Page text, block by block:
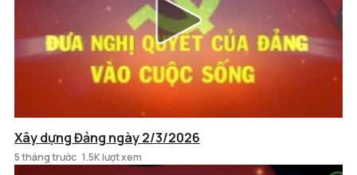
Xây dựng Đảng ngày 2/3/2026
5 tháng trước 1.5K lượt xem